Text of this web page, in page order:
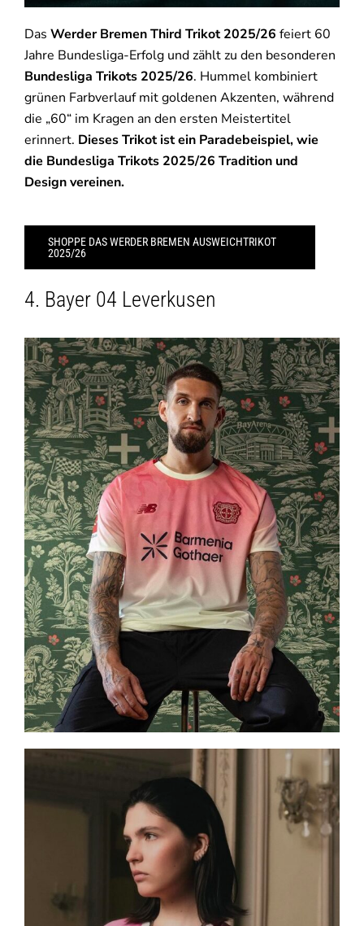
Das Werder Bremen Third Trikot 2025/26 feiert 60
Jahre Bundesliga-Erfolg und zählt zu den besonderen
Bundesliga Trikots 2025/26. Hummel kombiniert
grünen Farbverlauf mit goldenen Akzenten, während
die „60“ im Kragen an den ersten Meistertitel
erinnert. Dieses Trikot ist ein Paradebeispiel, wie
die Bundesliga Trikots 2025/26 Tradition und
Design vereinen.
SHOPPE DAS WERDER BREMEN AUSWEICHTRIKOT
2025/26
4. Bayer 04 Leverkusen